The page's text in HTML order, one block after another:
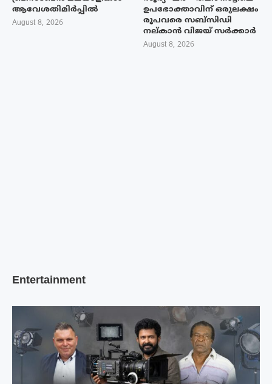
ആവേശതിമിർപ്പിൽ
August 8, 2026
ഉപഭോക്താവിന് ഒരുലക്ഷം
രൂപവരെ സബ്സിഡി
നല്കാൻ വിജയ് സർക്കാർ
August 8, 2026
Entertainment